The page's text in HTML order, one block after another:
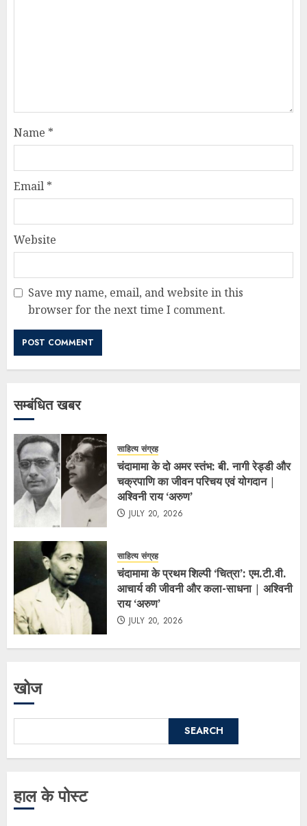
Name *
Email *
Website
Save my name, email, and website in this
browser for the next time I comment.
सम्बंधित खबर
साहित्य संग्रह
चंदामामा के दो अमर स्तंभ: बी. नागी रेड्डी और
चक्रपाणि का जीवन परिचय एवं योगदान |
अश्विनी राय ‘अरुण’
JULY 20, 2026
साहित्य संग्रह
चंदामामा के प्रथम शिल्पी ‘चित्रा’: एम.टी.वी.
आचार्य की जीवनी और कला-साधना | अश्विनी
राय ‘अरुण’
JULY 20, 2026
खोज
SEARCH
हाल के पोस्ट